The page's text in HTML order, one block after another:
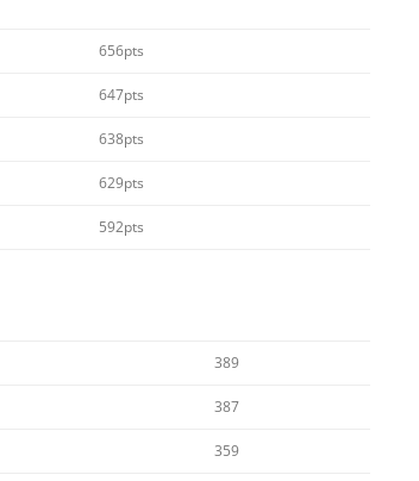
656pts
647pts
638pts
629pts
592pts
389
387
359